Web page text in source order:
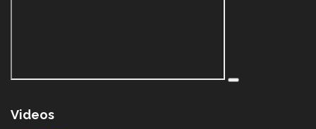
Videos